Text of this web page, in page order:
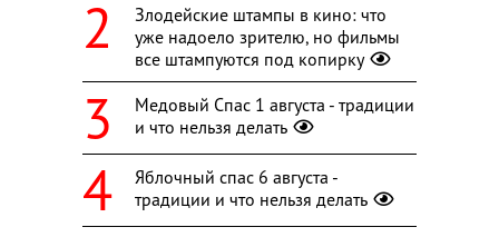
Злодейские штампы в кино: что
уже надоело зрителю, но фильмы
все штампуются под копирку
Медовый Спас 1 августа - традиции
и что нельзя делать
Яблочный спас 6 августа -
традиции и что нельзя делать